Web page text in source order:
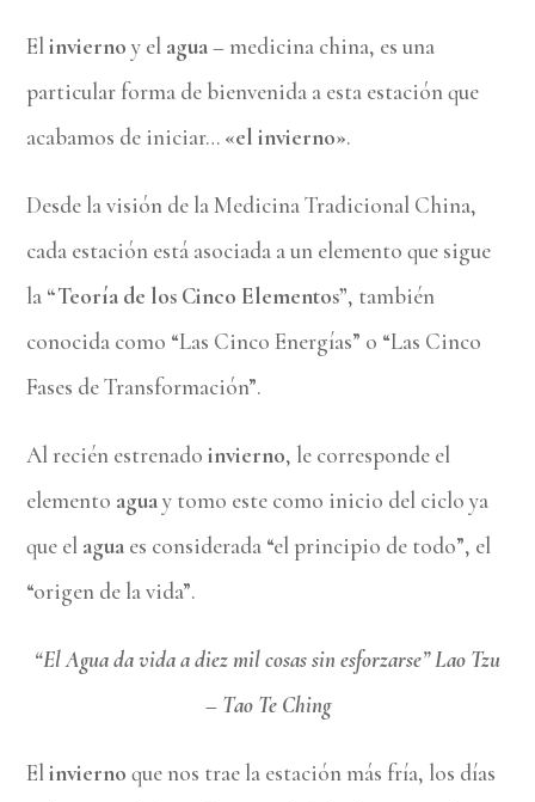
Elinvierno y el agua– medicina china, es una
particular forma de bienvenida a esta estación que
acabamos de iniciar… «el invierno».
Desde la visión de la Medicina Tradicional China,
cada estación está asociada a un elemento que sigue
la “Teoría de los Cinco Elementos”, también
conocida como “Las Cinco Energías” o “Las Cinco
Fases de Transformación”.
Al recién estrenadoinvierno, le corresponde el
elemento aguay tomo este como inicio del ciclo ya
que el agua es considerada “el principio de todo”, el
“origen de la vida”.
“El Agua da vida a diez mil cosas sin esforzarse” Lao Tzu
– Tao Te Ching
Elinvierno que nos trae la estación más fría, los días